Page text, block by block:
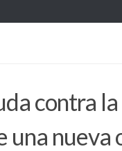
contra la
una nueva